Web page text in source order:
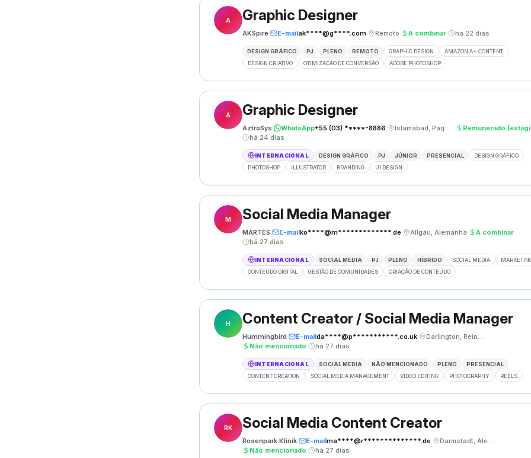
A Graphic Designer
AKSpire· E-mailak****@g****.com· Remoto· A combinar· há 22 dias
DESIGN GRÁFICO PJ PLENO REMOTO GRAPHIC DESIGN
AMAZON A+ CONTENT
DESIGN CRIATIVO
OTIMIZAÇÃO DE CONVERSÃO ADOBE PHOTOSHOP
A Graphic Designer
AztroSys· WhatsApp+55 (03) *****-8886· Islamabad, Paquistão ·
Remunerado
há 24 dias
INTERNACIONAL DESIGN GRÁFICO PJ JÚNIOR PRESENCIAL
DESIGN GRÁFICO
PHOTOSHOP
ILLUSTRATOR BRANDING UI DESIGN
M Social Media Manager
MARTÈS· E-mailko****@m*************.de· Allgäu, Alemanha· A combinar·
há 27 dias
INTERNACIONAL SOCIAL MEDIA PJ PLENO HÍBRIDO SOCIAL MEDIA
CONTEÚDO DIGITAL
GESTÃO DE COMUNIDADES CRIAÇÃO DE CONTEÚDO
H Content Creator / Social Media Manager
Hummingbird· E-mailda****@p***********.co.uk· Darlington, Reino Unido ·
Não mencionado· há 27 dias
INTERNACIONAL SOCIAL MEDIA NÃO MENCIONADO PLENO
PRESENCIAL
CONTENT CREATION
SOCIAL MEDIA MANAGEMENT VIDEO EDITING PHOTOGRAPHY REELS
RK Social Media Content Creator
Rosenpark Klinik· E-mailma****@r**************.de· Darmstadt, Alemanha
·
Não mencionado· há 27 dias